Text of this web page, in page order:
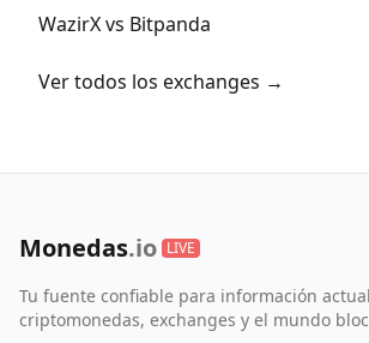
WazirX vs Bitpanda
Ver todos los exchanges →
Monedas.io LIVE
Tu fuente confiable para información
criptomonedas, exchanges y el mundo